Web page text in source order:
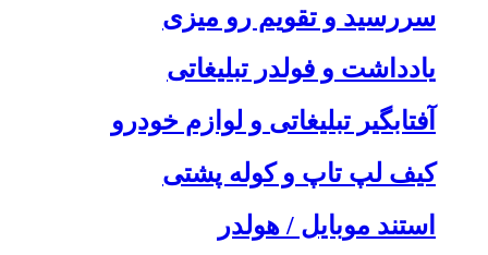
سررسید و تقویم رو میزی
یادداشت و فولدر تبلیغاتی
آفتابگیر تبلیغاتی و لوازم خودرو
کیف لپ تاپ و کوله پشتی
استند موبایل / هولدر